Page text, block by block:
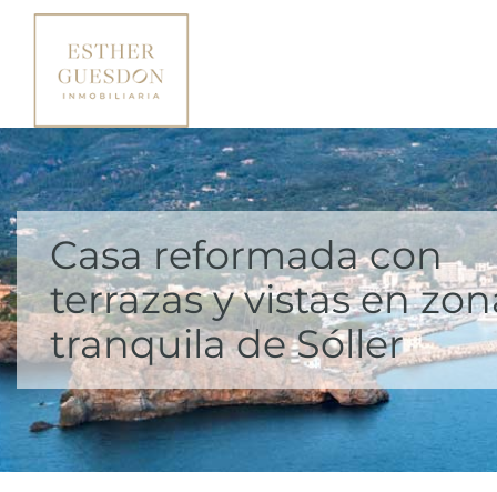
Casa reformada con
terrazas y vistas en
tranquila de Sóller